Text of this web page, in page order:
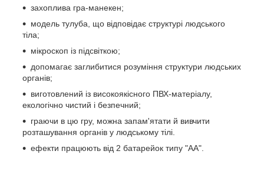
захоплива гра-манекен;
модель тулуба, що відповідає структурі людського
тіла;
мікроскоп із підсвіткою;
допомагає заглибитися розуміння структури людських
органів;
виготовлений із високоякісного ПВХ-матеріалу,
екологічно чистий і безпечний;
граючи в цю гру, можна запам'ятати й вивчити
розташування органів у людському тілі.
ефекти працюють від 2 батарейок типу "АА".